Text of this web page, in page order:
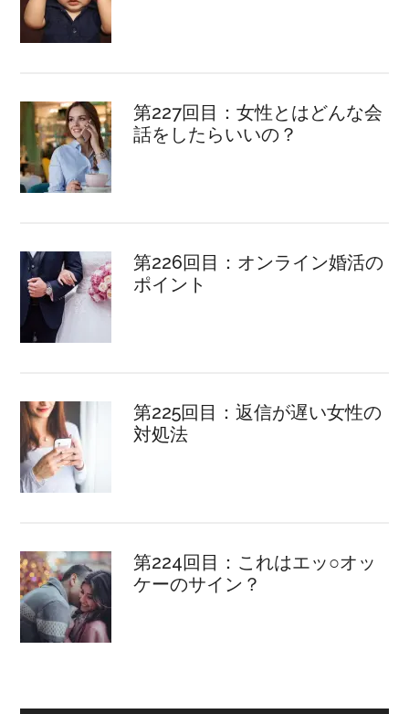
第227回目：女性とはどんな会
話をしたらいいの？
第226回目：オンライン婚活の
ポイント
第225回目：返信が遅い女性の
対処法
第224回目：これはエッ○オッ
ケーのサイン？